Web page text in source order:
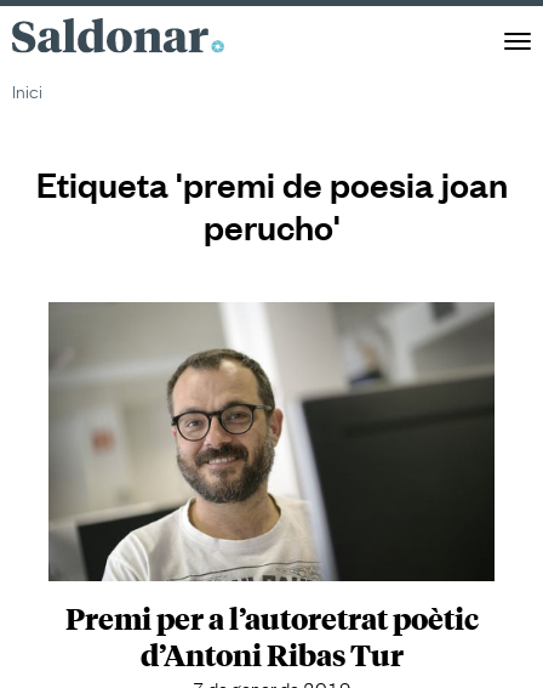
Saldonar
Inici
Etiqueta 'premi de poesia joan
perucho'
Premi per a l’autoretrat poètic
d’Antoni Ribas Tur